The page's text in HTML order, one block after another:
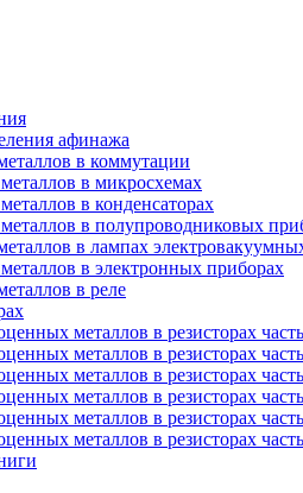
афинажа
в коммутации
в микросхемах
в конденсаторах
в полупроводниковых
в лампах
в электронных приборах
в реле
металлов в резисторах
металлов в резисторах
металлов в резисторах
металлов в резисторах
металлов в резисторах
металлов в резисторах